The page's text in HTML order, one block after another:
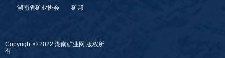
湖南省矿业协会 矿邦
Copyright © 2022 湖南矿业网 版权所
有